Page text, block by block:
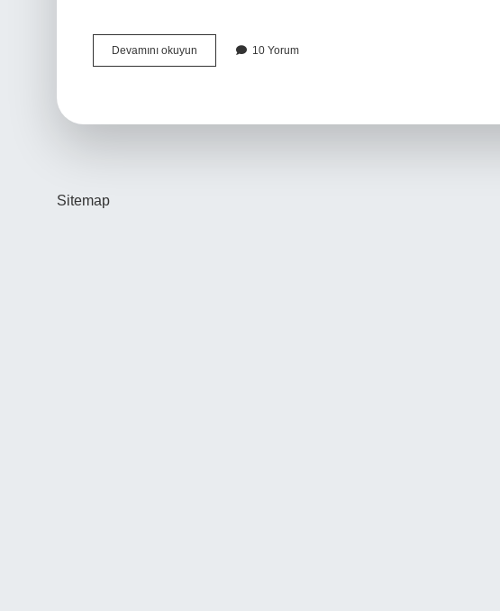
Devamını okuyun Monogenik
Kalıtım
10 Yorum
Sitemap